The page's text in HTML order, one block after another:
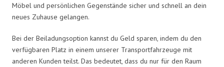
Möbel und persönlichen Gegenstände sicher und schnell an dein
neues Zuhause gelangen.
Bei der Beiladungsoption kannst du Geld sparen, indem du den
verfügbaren Platz in einem unserer Transportfahrzeuge mit
anderen Kunden teilst. Das bedeutet, dass du nur für den Raum